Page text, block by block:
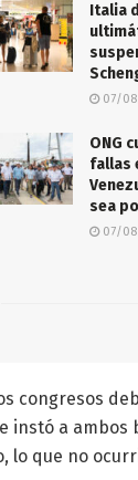
Italia
07/
ONG
fallas
sea
07/
congresos
instó a ambos
lo que no